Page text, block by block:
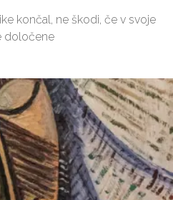
končal, ne škodi, če v svoje
določene